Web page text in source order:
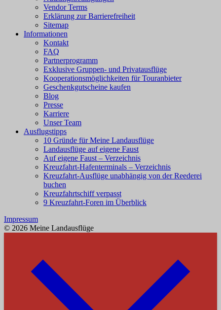
Vendor Terms
Erklärung zur Barrierefreiheit
Sitemap
Informationen
Kontakt
FAQ
Partnerprogramm
Exklusive Gruppen- und Privatausflüge
Kooperationsmöglichkeiten für Touranbieter
Geschenkgutscheine kaufen
Blog
Presse
Karriere
Unser Team
Ausflugstipps
10 Gründe für Meine Landausflüge
Landausflüge auf eigene Faust
Auf eigene Faust – Verzeichnis
Kreuzfahrt-Hafenterminals – Verzeichnis
Kreuzfahrt-Ausflüge unabhängig von der Reederei
buchen
Kreuzfahrtschiff verpasst
9 Kreuzfahrt-Foren im Überblick
Impressum
© 2026 Meine Landausflüge